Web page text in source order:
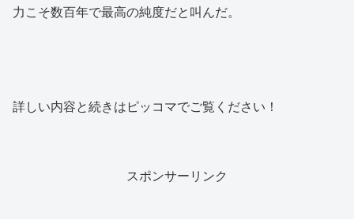
力こそ数百年で最高の純度だと叫んだ。
詳しい内容と続きはピッコマでご覧ください！
スポンサーリンク